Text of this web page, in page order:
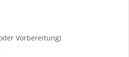
Vorbereitung)